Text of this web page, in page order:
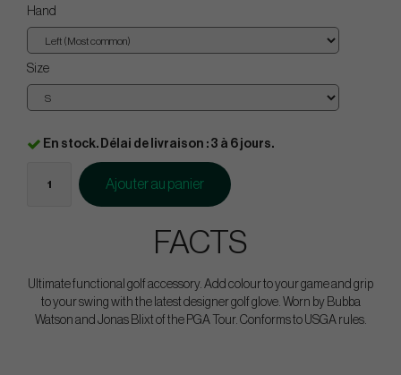
Hand
Size
En stock. Délai de livraison : 3 à 6 jours.
Ajouter au panier
FACTS
Ultimate functional golf accessory. Add colour to your game and grip
to your swing with the latest designer golf glove. Worn by Bubba
Watson and Jonas Blixt of the PGA Tour. Conforms to USGA rules.